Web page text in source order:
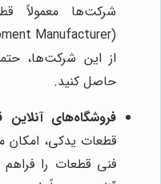
از این شرکت‌ها،
حاصل کنید.
فروشگاه‌های
قطعات یدکی،
فنی قطعات را